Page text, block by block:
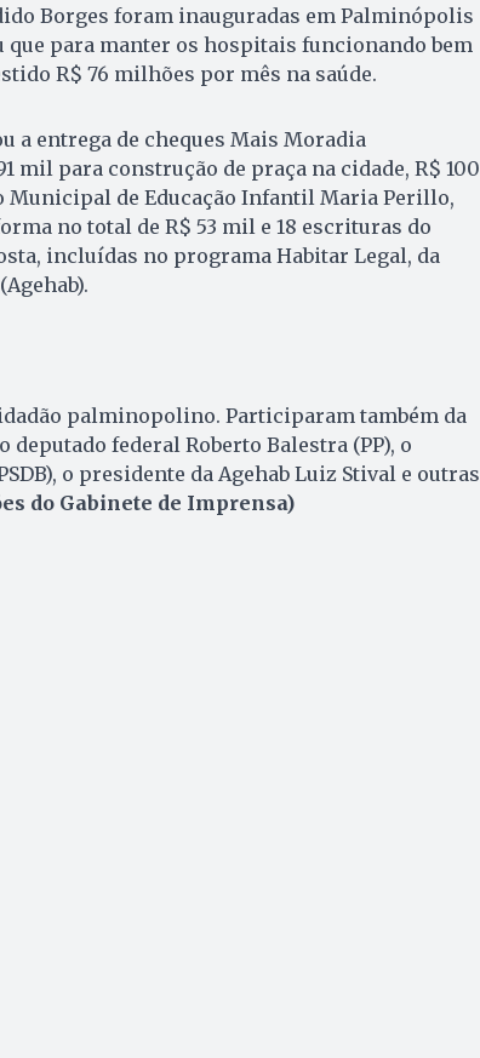
Borges foram inauguradas em Palminópolis
para manter os hospitais funcionando bem
R$ 76 milhões por mês na saúde.
a entrega de cheques Mais Moradia
mil para construção de praça na cidade, R$ 100
Municipal de Educação Infantil Maria Perillo,
no total de R$ 53 mil e 18 escrituras do
incluídas no programa Habitar Legal, da
palminopolino. Participaram também da
federal Roberto Balestra (PP), o
o presidente da Agehab Luiz Stival e outras
do Gabinete de Imprensa)